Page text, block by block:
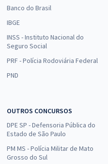
Banco do Brasil
IBGE
INSS - Instituto Nacional do
Seguro Social
PRF - Polícia Rodoviária Federal
PND
OUTROS CONCURSOS
DPE SP - Defensoria Pública do
Estado de São Paulo
PM MS - Polícia Militar de Mato
Grosso do Sul